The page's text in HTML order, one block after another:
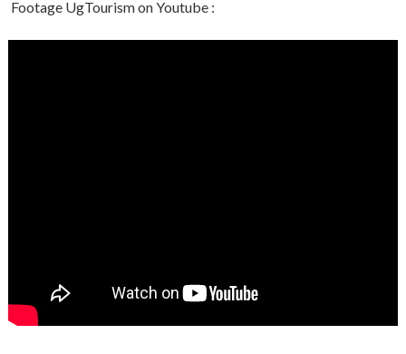
Footage UgTourism on Youtube :